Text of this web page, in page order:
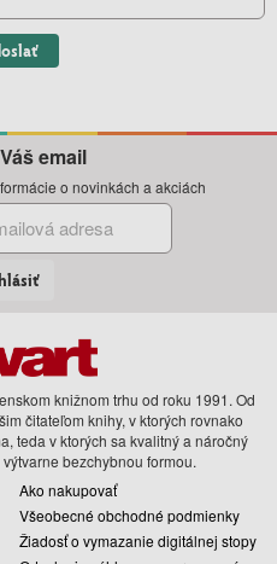
email
o novinkách a akciách
knižnom trhu od roku 1991. Od
čitateľom knihy, v ktorých rovnako
teda v ktorých sa kvalitný a náročný
bezchybnou formou.
Ako nakupovať
Všeobecné obchodné podmienky
Žiadosť o vymazanie digitálnej stopy